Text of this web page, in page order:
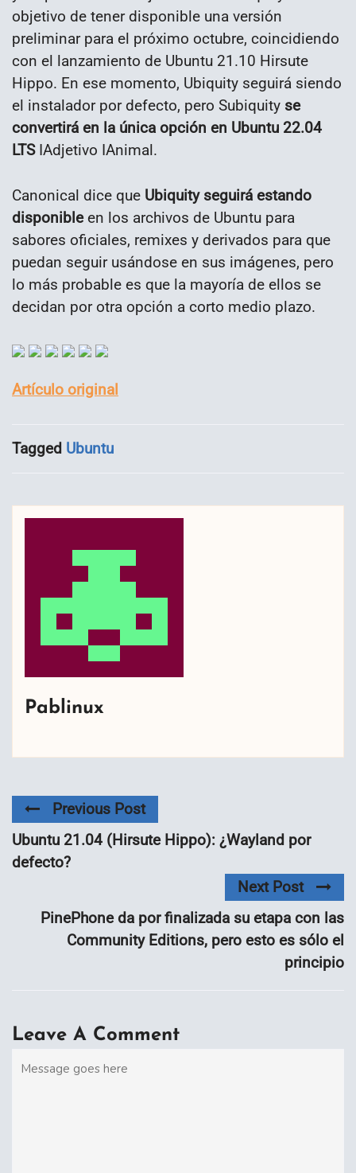
objetivo de tener disponible una versión
preliminar para el próximo octubre, coincidiendo
con el lanzamiento de Ubuntu 21.10 Hirsute
Hippo. En ese momento, Ubiquity seguirá siendo
el instalador por defecto, pero Subiquity se
convertirá en la única opción en Ubuntu 22.04
LTSIAdjetivo IAnimal.
Canonical dice que Ubiquity seguirá estando
disponibleen los archivos de Ubuntu para
sabores oficiales, remixes y derivados para que
puedan seguir usándose en sus imágenes, pero
lo más probable es que la mayoría de ellos se
decidan por otra opción a corto medio plazo.
Artículo original
Tagged Ubuntu
Pablinux
Previous Post
Ubuntu 21.04 (Hirsute Hippo): ¿Wayland por
defecto?
Next Post
PinePhone da por finalizada su etapa con las
Community Editions, pero esto es sólo el
principio
Leave A Comment